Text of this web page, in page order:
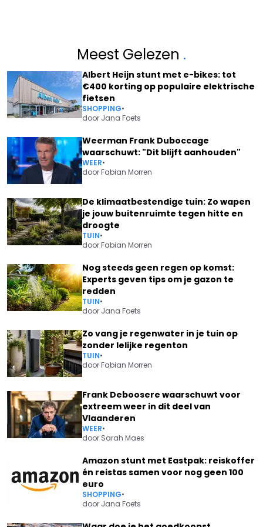
Meest Gelezen .
Albert Heijn stunt met e-bikes: tot
€400 korting op populaire elektrische
fietsen
SHOPPING•
door Jana Foets
Weerman Frank Duboccage
waarschuwt: "Dit blijft aanhouden"
WEER•
doorFabian Morren
De klimaatbestendige tuin: Zo wapen
je jouw buitenruimte tegen hitte en
droogte
TUIN•
doorFabian Morren
Nog steeds geen regen op komst:
Experts geven tips om je gazon te
redden
TUIN•
door Jana Foets
Zo vang je regenwater in je tuin op
zonder lelijke regenton
TUIN•
doorFabian Morren
Frank Deboosere waarschuwt voor
extreem weer in dit deel van
Vlaanderen
WEER•
door Sarah Maes
Amazon stunt met Eastpak: reiskoffer
én reistas samen voor nog geen 100
euro
SHOPPING•
door Jana Foets